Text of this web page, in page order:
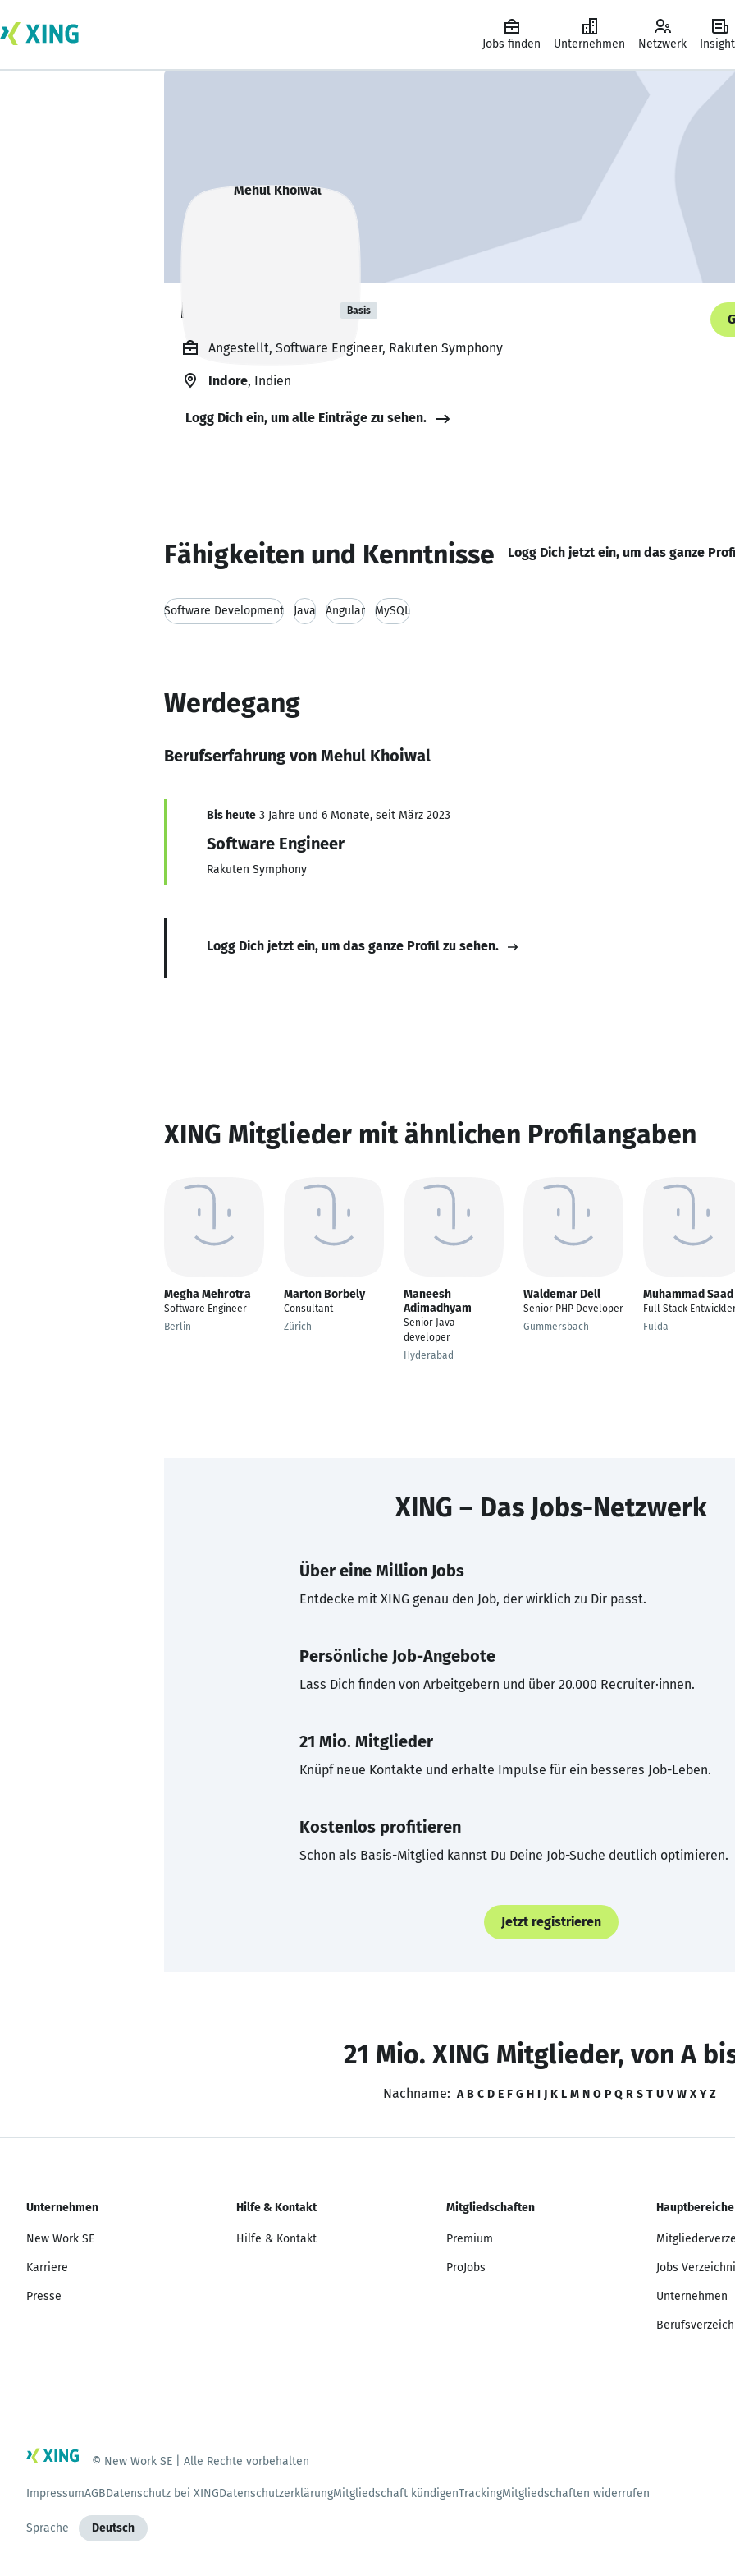
Jobs finden Unternehmen Netzwerk
Mehul Khoiwal Basis
Angestellt, Software Engineer, Rakuten Symphony
Indore, Indien
Logg Dich ein, um alle Einträge zu sehen.
Fähigkeiten und Kenntnisse Logg Dich jetzt ein, um das ganze
Software Development Java Angular MySQL
Werdegang
Berufserfahrung von Mehul Khoiwal
Bis heute 3 Jahre und 6 Monate, seit März 2023
Software Engineer
Rakuten Symphony
Logg Dich jetzt ein, um das ganze Profil zu sehen.
XING Mitglieder mit ähnlichen Profilangaben
Megha Mehrotra
Software Engineer
Berlin
Marton Borbely
Consultant
Zürich
Maneesh
Adimadhyam
Senior Java
developer
Hyderabad
Waldemar Dell
Senior PHP Developer
Gummersbach
Muhammad Saad
Full Stack
Fulda
XING – Das Jobs-Netzwerk
Über eine Million Jobs
Entdecke mit XING genau den Job, der wirklich zu Dir passt.
Persönliche Job-Angebote
Lass Dich finden von Arbeitgebern und über 20.000 Recruiter·innen.
21 Mio. Mitglieder
Knüpf neue Kontakte und erhalte Impulse für ein besseres Job-Leben.
Kostenlos profitieren
Schon als Basis-Mitglied kannst Du Deine Job-Suche deutlich optimieren.
Jetzt registrieren
21 Mio. XING Mitglieder, von A
Nachname: A B C D E F G H I J K L M N O P Q R S T U V W X Y Z
Unternehmen
New Work SE
Karriere
Presse
Hilfe & Kontakt
Hilfe & Kontakt
Mitgliedschaften
Premium
ProJobs
Hauptbereiche
Jobs
Unternehmen
© New Work SE | Alle Rechte vorbehalten
ImpressumAGBDatenschutz bei XINGDatenschutzerklärungMitgliedschaft kündigenTrackingMitgliedschaften widerrufen
Sprache Deutsch